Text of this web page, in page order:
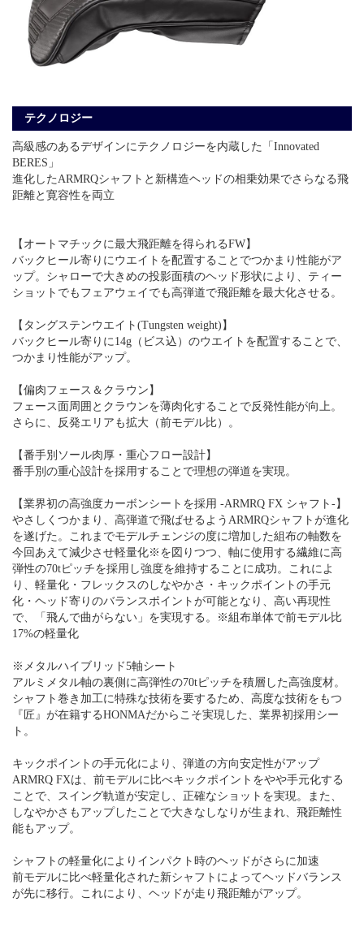
テクノロジー
高級感のあるデザインにテクノロジーを内蔵した「Innovated
BERES」
進化したARMRQシャフトと新構造ヘッドの相乗効果でさらなる飛
距離と寛容性を両立
【オートマチックに最大飛距離を得られるFW】
バックヒール寄りにウエイトを配置することでつかまり性能がア
ップ。シャローで大きめの投影面積のヘッド形状により、ティー
ショットでもフェアウェイでも高弾道で飛距離を最大化させる。
【タングステンウエイト(Tungsten weight)】
バックヒール寄りに14g（ビス込）のウエイトを配置することで、
つかまり性能がアップ。
【偏肉フェース＆クラウン】
フェース面周囲とクラウンを薄肉化することで反発性能が向上。
さらに、反発エリアも拡大（前モデル比）。
【番手別ソール肉厚・重心フロー設計】
番手別の重心設計を採用することで理想の弾道を実現。
【業界初の高強度カーボンシートを採用 -ARMRQ FX シャフト-】
やさしくつかまり、高弾道で飛ばせるようARMRQシャフトが進化
を遂げた。これまでモデルチェンジの度に増加した組布の軸数を
今回あえて減少させ軽量化※を図りつつ、軸に使用する繊維に高
弾性の70tピッチを採用し強度を維持することに成功。これによ
り、軽量化・フレックスのしなやかさ・キックポイントの手元
化・ヘッド寄りのバランスポイントが可能となり、高い再現性
で、「飛んで曲がらない」を実現する。※組布単体で前モデル比
17%の軽量化
※メタルハイブリッド5軸シート
アルミメタル軸の裏側に高弾性の70tピッチを積層した高強度材。
シャフト巻き加工に特殊な技術を要するため、高度な技術をもつ
『匠』が在籍するHONMAだからこそ実現した、業界初採用シー
ト。
キックポイントの手元化により、弾道の方向安定性がアップ
ARMRQ FXは、前モデルに比べキックポイントをやや手元化する
ことで、スイング軌道が安定し、正確なショットを実現。また、
しなやかさもアップしたことで大きなしなりが生まれ、飛距離性
能もアップ。
シャフトの軽量化によりインパクト時のヘッドがさらに加速
前モデルに比べ軽量化された新シャフトによってヘッドバランス
が先に移行。これにより、ヘッドが走り飛距離がアップ。